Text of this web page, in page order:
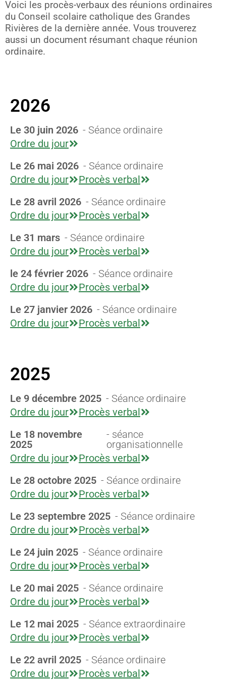
Voici les procès-verbaux des réunions ordinaires
du Conseil scolaire catholique des Grandes
Rivières de la dernière année. Vous trouverez
aussi un document résumant chaque réunion
ordinaire.
2026
Le 30 juin 2026 - Séance ordinaire
Ordre du jour
Le 26 mai 2026 - Séance ordinaire
Ordre du jour
Procès verbal
Le 28 avril 2026 - Séance ordinaire
Ordre du jour
Procès verbal
Le 31 mars - Séance ordinaire
Ordre du jour
Procès verbal
le 24 février 2026 - Séance ordinaire
Ordre du jour
Procès verbal
Le 27 janvier 2026 - Séance ordinaire
Ordre du jour
Procès verbal
2025
Le 9 décembre 2025 - Séance ordinaire
Ordre du jour
Procès verbal
Le 18 novembre
2025
- séance
organisationnelle
Ordre du jour
Procès verbal
Le 28 octobre 2025 - Séance ordinaire
Ordre du jour
Procès verbal
Le 23 septembre 2025 - Séance ordinaire
Ordre du jour
Procès verbal
Le 24 juin 2025 - Séance ordinaire
Ordre du jour
Procès verbal
Le 20 mai 2025 - Séance ordinaire
Ordre du jour
Procès verbal
Le 12 mai 2025 - Séance extraordinaire
Ordre du jour
Procès verbal
Le 22 avril 2025 - Séance ordinaire
Ordre du jour
Procès verbal